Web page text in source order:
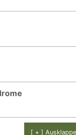
[ + ]